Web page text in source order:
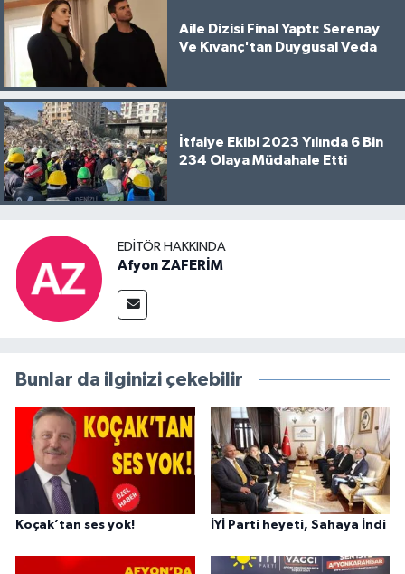
Aile Dizisi Final Yaptı: Serenay
Ve Kıvanç'tan Duygusal Veda
İtfaiye Ekibi 2023 Yılında 6 Bin
234 Olaya Müdahale Etti
EDITÖR HAKKINDA
Afyon ZAFERİM
Bunlar da ilginizi çekebilir
Koçak’tan ses yok! İYİ Parti heyeti, Sahaya İndi